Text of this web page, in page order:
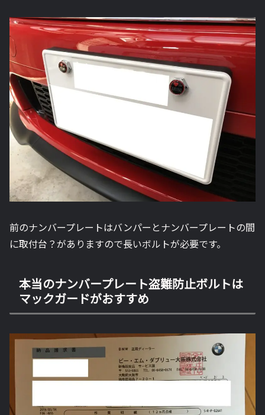
前のナンバープレートはバンパーとナンバープレートの間
に取付台？がありますので長いボルトが必要です。
本当のナンバープレート盗難防止ボルトは
マックガードがおすすめ